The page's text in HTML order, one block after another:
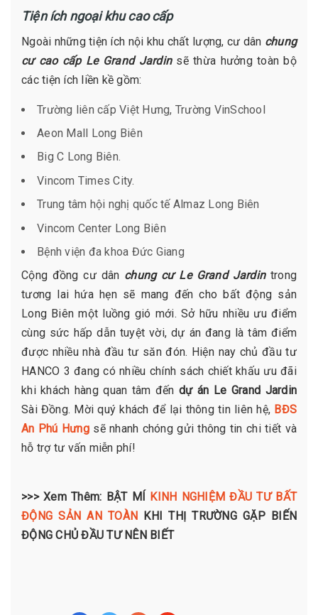
Tiện ích ngoại khu cao cấp
Ngoài những tiện ích nội khu chất lượng, cư dân chung
cư cao cấp Le Grand Jardinsẽ thừa hưởng toàn bộ
các tiện ích liền kề gồm:
Trường liên cấp Việt Hưng, Trường VinSchool
Aeon Mall Long Biên
Big C Long Biên.
Vincom Times City.
Trung tâm hội nghị quốc tế Almaz Long Biên
Vincom Center Long Biên
Bệnh viện đa khoa Đức Giang
Cộng đồng cư dân chung cư Le Grand Jardintrong
tương lai hứa hẹn sẽ mang đến cho bất động sản
Long Biên một luồng gió mới. Sở hữu nhiều ưu điểm
cùng sức hấp dẫn tuyệt vời, dự án đang là tâm điểm
được nhiều nhà đầu tư săn đón. Hiện nay chủ đầu tư
HANCO 3 đang có nhiều chính sách chiết khấu ưu đãi
khi khách hàng quan tâm đếndự án Le Grand Jardin
Sài Đồng. Mời quý khách để lại thông tin liên hệ, BĐS
An Phú Hưngsẽ nhanh chóng gửi thông tin chi tiết và
hỗ trợ tư vấn miễn phí!
>>> Xem Thêm: BẬT MÍ
KINH NGHIỆM ĐẦU TƯ BẤT
ĐỘNG SẢN AN TOÀN
KHI THỊ TRƯỜNG GẶP BIẾN
ĐỘNG CHỦ ĐẦU TƯ NÊN BIẾT